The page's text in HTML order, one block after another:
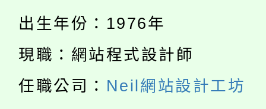
心理、諮商輔導、社會
系所師生報名參加。
門員」簡章及活動海報
踴躍報名參加。
要點
「桃園市補助參觀特色
展演活動實施計畫」
義教育推展貢獻獎」
公告本校115學年度第
「2026金融保險知識
出生年份：1976年
現職：網站程式設計師
任職公司： Neil網站設計工坊